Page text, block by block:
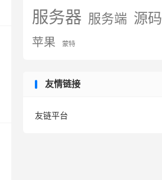
服务器 服务端 源码
苹果
蒙特
友情链接
友链平台